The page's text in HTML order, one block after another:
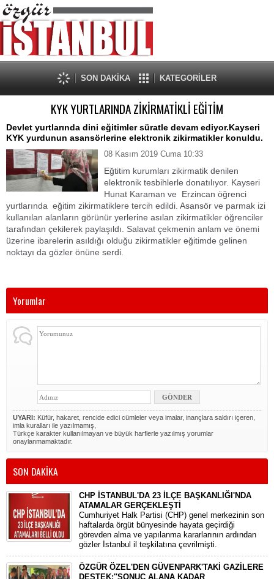
SON DAKİKA KATEGORİLER
KYK YURTLARINDA ZİKİRMATİKLİ EĞİTİM
Devlet yurtlarında dini eğitimler süratle devam ediyor.Kayseri
KYK yurdunun asansörlerine elektronik zikirmatikler konuldu.
08 Kasım 2019 Cuma 10:33
Eğtitim kurumları zikirmatik denilen
elektronik tesbihlerle donatılıyor. Kayseri
Hunat Karaman ve Erzincan öğrenci
yurtlarında eğitim zikirmatiklere tercih edildi. Asansör ve parmak izi
kullanılan alanların görünür yerlerine asılan zikirmatikler öğrenciler
tarafından çekilerek paylaşıldı. Salavat çekmenin anlam ve önemi
üzerine ibarelerin asıldığı olduğu zikirmatikler eğitimde gelinen
noktayı da gözler önüne serdi.
Yorumlar
UYARI: Küfür, hakaret, rencide edici cümleler veya imalar, inançlara saldırı içeren,
imla kuralları ile yazılmamış,
Türkçe karakter kullanılmayan ve büyük harflerle yazılmış yorumlar
onaylanmamaktadır.
SON DAKİKA
CHP İSTANBUL'DA 23 İLÇE BAŞKANLIĞI'NDA
ATAMALAR GERÇEKLEŞTİ
​Cumhuriyet Halk Partisi (CHP) genel merkezinin son
haftalarda örgüt bünyesinde hayata geçirdiği
görevden alma ve yapılanma kararlarının ardından
gözler İstanbul il teşkilatına çevrilmişti.
ÖZGÜR ÖZEL'DEN GÜVENPARK'TAKİ GAZİLERE
DESTEK:''SONUÇ ALANA KADAR